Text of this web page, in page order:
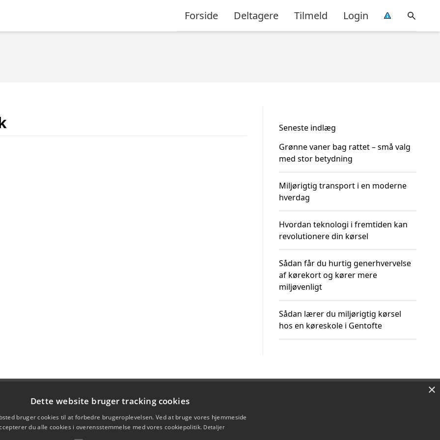
Forside Deltagere Tilmeld Login
Seneste indlæg
Grønne vaner bag rattet – små valg
med stor betydning
Miljørigtig transport i en moderne
hverdag
Hvordan teknologi i fremtiden kan
revolutionere din kørsel
Sådan får du hurtig generhvervelse
af kørekort og kører mere
miljøvenligt
Sådan lærer du miljørigtig kørsel
hos en køreskole i Gentofte
×
Dette website bruger tracking cookies
bruger cookies til at forbedre brugeroplevelsen. Ved at bruge vores hjemmeside
du alle cookies i overensstemmelse med vores cookiepolitik. Detaljer